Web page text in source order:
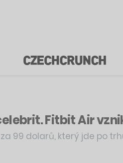
Fitbit Air
99 dolarů, který jde po